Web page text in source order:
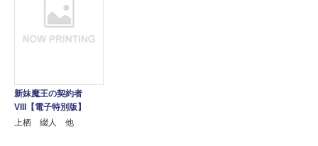
新妹魔王の契約者
VIII【電子特別版】
上栖 綴人 他